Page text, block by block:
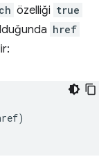
özelliği true
href
)